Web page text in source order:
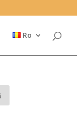
Ro